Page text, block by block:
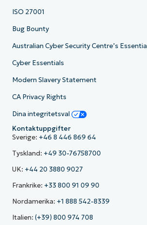
ISO 27001
Bug Bounty
Australian Cyber Security Centre’s
Cyber Essentials
Modern Slavery Statement
CA Privacy Rights
Dina integritetsval
Kontaktuppgifter
Sverige: +46 8 446 869 64
Tyskland: +49 30-76758700
UK: +44 20 3880 9027
Frankrike: +33 800 91 09 90
Nordamerika: +1 888 542-8339
Italien: (+39) 800 974 708